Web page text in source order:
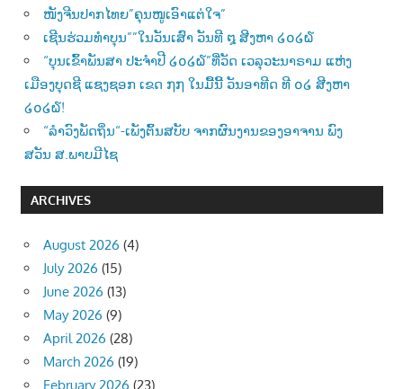
ໜັງຈີນປາກໄທຍ”ຄຸນໜູເອົາແຕ່ໃຈ”
ເຊີນຮ່ວມທຳບຸນ””ໃນວັນເສົາ ວັນທີ ໘ ສີງຫາ ໒໐໒໖
“ບຸນເຂົ້າພັນສາ ປະຈຳປີ ໒໐໒໖”ທີ່ວັດ ເວລຸວະນາຣາມ ແຫ່ງ
ເມືອງບຸດຊີ ແຊງຊອກ ເຂດ ໗໗ ໃນມື້ນີ້ ວັນອາທີດ ທີ ໐໒ ສີງຫາ
໒໐໒໖!
“ລຳວົງພັດຖິ່ນ“-ເພັງຕົ້ນສບັບ ຈາກຜົນງານຂອງອາຈານ ພົງ
ສວັນ ສ.ພາບມີໄຊ
ARCHIVES
August 2026 (4)
July 2026 (15)
June 2026 (13)
May 2026 (9)
April 2026 (28)
March 2026 (19)
February 2026 (23)